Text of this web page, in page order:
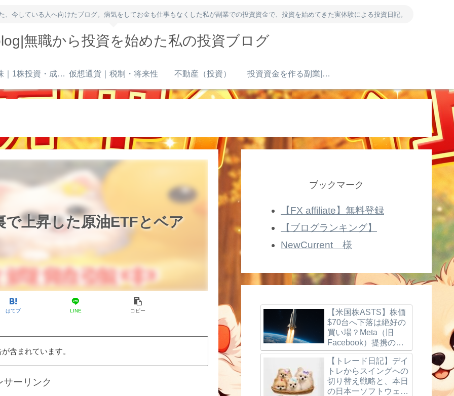
今している人へ向けたブログ。病気をしてお金も仕事もなくした私が副業での投資資金で、投資を始めてきた実体験による投資日記。
無職から投資を始めた私の投資ブログ
米国株｜1株投資・成長株 仮想通貨｜税制・将来性 不動産（投資） 投資資金を作る副業|ポイ活・アンケート・得意を売る
で上昇した原油ETFとベア
はてブ LINE コピー
含まれています。
サーリンク
ブックマーク
【FX affiliate】無料登録
【ブログランキング】
NewCurrent 様
【米国株ASTS】株価
$70台へ下落は絶好の
買い場？Meta（旧
Facebook）提携の噂
とBlueBird打ち上げ成
功、楽天モバイルの最
新動向を徹底解説！
【トレード日記】デイ
トレからスイングへの
切り替え戦略と、本日
の日本一ソフトウェア